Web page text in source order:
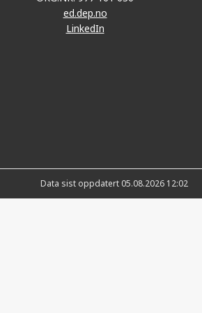
ed.dep.no
LinkedIn
Data sist oppdatert 05.08.2026 12:02